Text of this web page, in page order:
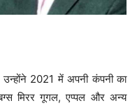
2021 में अपनी कंपनी का
मिरर गूगल, एप्पल और अन्य